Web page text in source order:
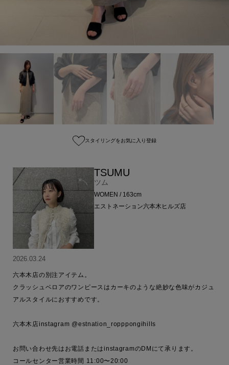
スタイリングをお気に入り登録
TSUMU
ツム
WOMEN / 163cm
エストネーション六本木ヒルズ店
2026.03.24
六本木店の別注アイテム。
クラッシュベロアのワンピースはカーキのような絶妙な色味がカジュ
アルスタイルにおすすめです。
六本木店instagram @estnation_ropppongihills
お問い合わせ先はお電話またはinstagramのDMにて承ります。
コールセンター営業時間 11:00〜20:00